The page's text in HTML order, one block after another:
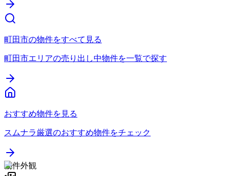
町田市の物件をすべて見る
町田市エリアの売り出し中物件を一覧で探す
おすすめ物件を見る
スムナラ厳選のおすすめ物件をチェック
物件外観